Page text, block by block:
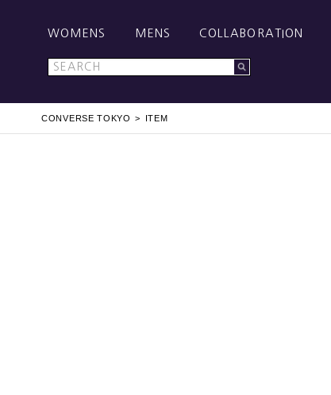
WOMENS MENS COLLABORATION
CONVERSE TOKYO ITEM